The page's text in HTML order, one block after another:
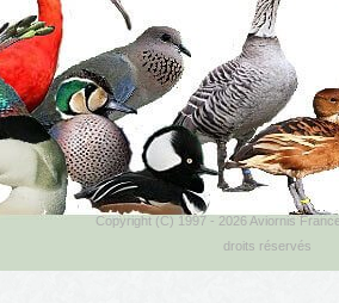
Copyright (C) 1997 - 2026 Aviornis
droits réservés